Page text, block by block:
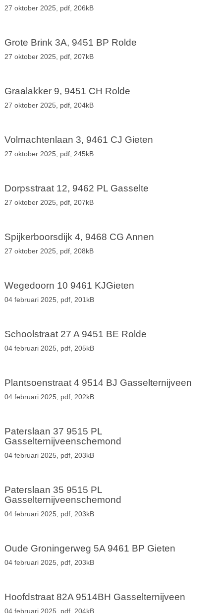
27 oktober 2025, pdf, 206kB
Grote Brink 3A, 9451 BP Rolde
27 oktober 2025, pdf, 207kB
Graalakker 9, 9451 CH Rolde
27 oktober 2025, pdf, 204kB
Volmachtenlaan 3, 9461 CJ Gieten
27 oktober 2025, pdf, 245kB
Dorpsstraat 12, 9462 PL Gasselte
27 oktober 2025, pdf, 207kB
Spijkerboorsdijk 4, 9468 CG Annen
27 oktober 2025, pdf, 208kB
Wegedoorn 10 9461 KJGieten
04 februari 2025, pdf, 201kB
Schoolstraat 27 A 9451 BE Rolde
04 februari 2025, pdf, 205kB
Plantsoenstraat 4 9514 BJ Gasselternijveen
04 februari 2025, pdf, 202kB
Paterslaan 37 9515 PL
Gasselternijveenschemond
04 februari 2025, pdf, 203kB
Paterslaan 35 9515 PL
Gasselternijveenschemond
04 februari 2025, pdf, 203kB
Oude Groningerweg 5A 9461 BP Gieten
04 februari 2025, pdf, 203kB
Hoofdstraat 82A 9514BH Gasselternijveen
04 februari 2025, pdf, 204kB